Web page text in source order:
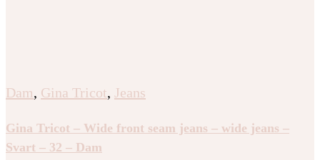
Dam, Gina Tricot, Jeans
Gina Tricot – Wide front seam jeans – wide jeans –
Svart – 32 – Dam